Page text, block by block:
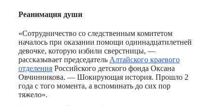
Реанимация души
«Сотрудничество со следственным комитетом
началось при оказании помощи одиннадцатилетней
девочке, которую избили сверстницы, —
рассказывает председатель Алтайского краевого
отделения Российского детского фонда Оксана
Овчинникова. — Шокирующая история. Прошло 2
года с того момента, а вспоминать до сих пор
тяжело».